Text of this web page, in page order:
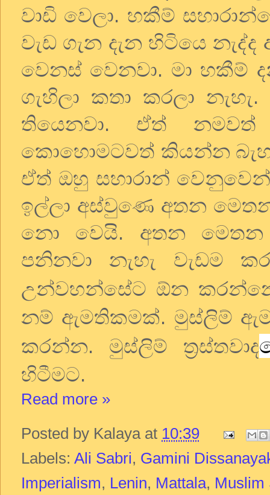
වාඩි වෙලා. හකීම්
වැඩ ගැන දැන හිටියෙ
වෙනස් වෙනවා. මා හකීම්
ගැහිලා කතා කරලා
තියෙනවා. ඒත්
කොහොමටවත් කියන්න බැහැ
ඒත් ඔහු සහාරාන්
ඉල්ලා අස්වුණෙ අතන
නො වෙයි. අතන මෙතන
පනිනවා නැහැ වැඩම
උන්වහන්සේට ඕන කරන්නෙ
නම් ඇමතිකමක්. මුස්ලිම්
කරන්න. මුස්ලිම් ත්‍රස්තවාද
හිටීමට.
Read more »
Posted by Kalaya at 10:39
Labels: Ali Sabri, Gamini
Imperialism, Lenin, Mattala, Muslim